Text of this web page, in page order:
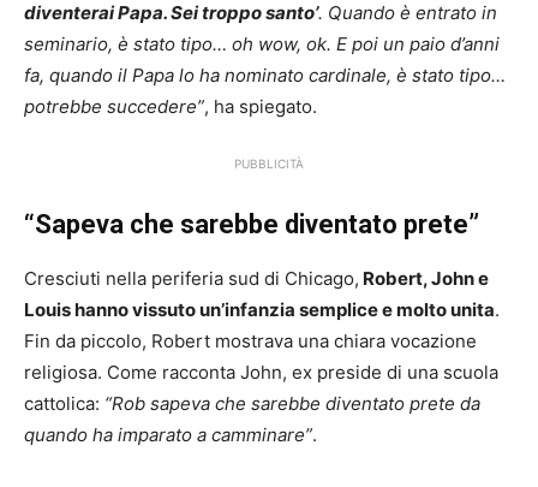
diventerai Papa. Sei troppo santo’. Quando è entrato in
seminario, è stato tipo… oh wow, ok. E poi un paio d’anni
fa, quando il Papa lo ha nominato cardinale, è stato tipo…
potrebbe succedere”, ha spiegato.
PUBBLICITÀ
“Sapeva che sarebbe diventato prete”
Cresciuti nella periferia sud di Chicago, Robert, John e
Louis hanno vissuto un’infanzia semplice e molto unita.
Fin da piccolo, Robert mostrava una chiara vocazione
religiosa. Come racconta John, ex preside di una scuola
cattolica: “Rob sapeva che sarebbe diventato prete da
quando ha imparato a camminare”.